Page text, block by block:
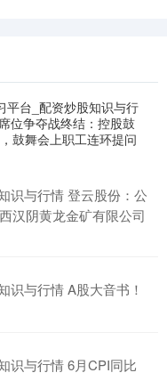
平台_配资炒股知识与行
位争夺战终结：控股鼓
鼓舞会上职工连环提问
识与行情 登云股份：公
汉阴黄龙金矿有限公司
识与行情 A股大音书！
识与行情 6月CPI同比